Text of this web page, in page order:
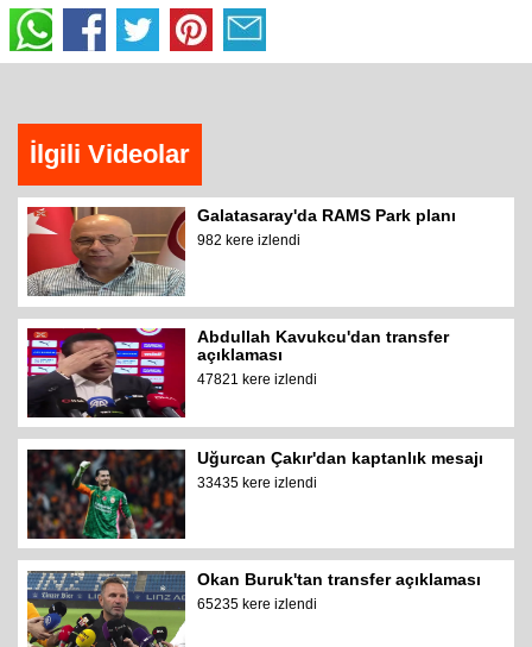
İlgili Videolar
Galatasaray'da RAMS Park planı
982 kere izlendi
Abdullah Kavukcu'dan transfer
açıklaması
47821 kere izlendi
Uğurcan Çakır'dan kaptanlık mesajı
33435 kere izlendi
Okan Buruk'tan transfer açıklaması
65235 kere izlendi